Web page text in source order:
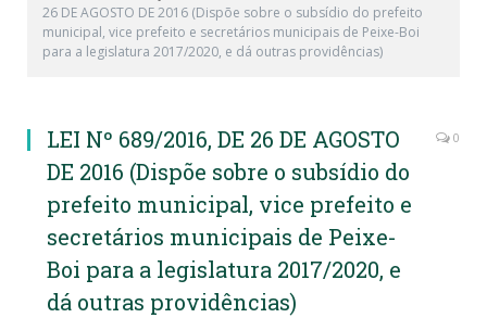
26 DE AGOSTO DE 2016 (Dispõe sobre o subsídio do prefeito
municipal, vice prefeito e secretários municipais de Peixe-Boi
para a legislatura 2017/2020, e dá outras providências)
LEI Nº 689/2016, DE 26 DE AGOSTO
DE 2016 (Dispõe sobre o subsídio do
prefeito municipal, vice prefeito e
secretários municipais de Peixe-
Boi para a legislatura 2017/2020, e
dá outras providências)
0